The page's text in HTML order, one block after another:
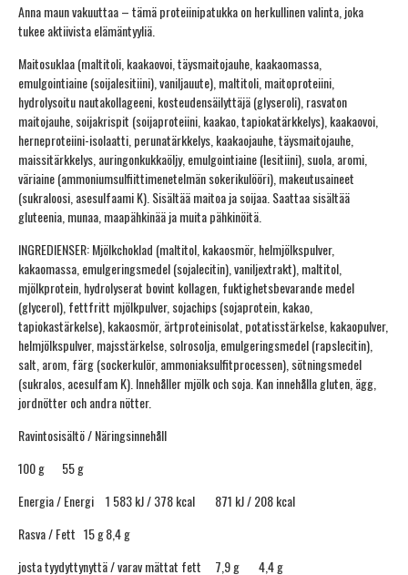
Anna maun vakuuttaa – tämä proteiinipatukka on herkullinen valinta, joka
tukee aktiivista elämäntyyliä.
Maitosuklaa (maltitoli, kaakaovoi, täysmaitojauhe, kaakaomassa,
emulgointiaine (soijalesitiini), vaniljauute), maltitoli, maitoproteiini,
hydrolysoitu nautakollageeni, kosteudensäilyttäjä (glyseroli), rasvaton
maitojauhe, soijakrispit (soijaproteiini, kaakao, tapiokatärkkelys), kaakaovoi,
herneproteiini-isolaatti, perunatärkkelys, kaakaojauhe, täysmaitojauhe,
maissitärkkelys, auringonkukkaöljy, emulgointiaine (lesitiini), suola, aromi,
väriaine (ammoniumsulfiittimenetelmän sokerikulööri), makeutusaineet
(sukraloosi, asesulfaami K). Sisältää maitoa ja soijaa. Saattaa sisältää
gluteenia, munaa, maapähkinää ja muita pähkinöitä.
INGREDIENSER: Mjölkchoklad (maltitol, kakaosmör, helmjölkspulver,
kakaomassa, emulgeringsmedel (sojalecitin), vaniljextrakt), maltitol,
mjölkprotein, hydrolyserat bovint kollagen, fuktighetsbevarande medel
(glycerol), fettfritt mjölkpulver, sojachips (sojaprotein, kakao,
tapiokastärkelse), kakaosmör, ärtproteinisolat, potatisstärkelse, kakaopulver,
helmjölkspulver, majsstärkelse, solrosolja, emulgeringsmedel (rapslecitin),
salt, arom, färg (sockerkulör, ammoniaksulfitprocessen), sötningsmedel
(sukralos, acesulfam K). Innehåller mjölk och soja. Kan innehålla gluten, ägg,
jordnötter och andra nötter.
Ravintosisältö / Näringsinnehåll
100 g
55 g
Energia / Energi
1 583 kJ / 378 kcal
871 kJ / 208 kcal
Rasva / Fett 15 g8,4 g
josta tyydyttynyttä / varav mättat fett
7,9 g
4,4 g